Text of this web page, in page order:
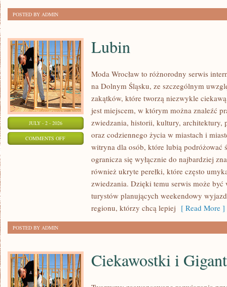
POSTED BY ADMIN
JULY - 2 - 2026
COMMENTS OFFON
Lubin
Moda Wrocław to różnorodny serwis
na Dolnym Śląsku, ze szczególnym
zakątków, które tworzą niezwykle
jest miejscem, w którym można znaleźć
zwiedzania, historii, kultury, architektury,
oraz codziennego życia w miastach i
witryna dla osób, które lubią podróżować
ogranicza się wyłącznie do najbardziej
również ukryte perełki, które często
zwiedzania. Dzięki temu serwis może
turystów planujących weekendowy
regionu, którzy chcą lepiej [ Read More ]
POSTED BY ADMIN
Ciekawostki i